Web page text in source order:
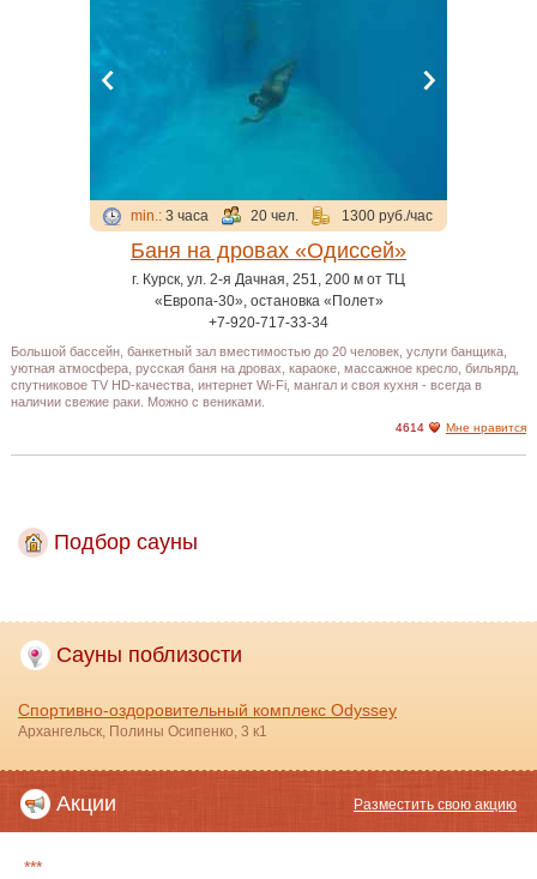
min.:3 часа 20 чел. 1300 руб./час
Баня на дровах «Одиссей»
г. Курск, ул. 2-я Дачная, 251, 200 м от ТЦ
«Европа-30», остановка «Полет»
+7-920-717-33-34
Большой бассейн, банкетный зал вместимостью до 20 человек, услуги банщика,
уютная атмосфера, русская баня на дровах, караоке, массажное кресло, бильярд,
спутниковое TV HD-качества, интернет Wi-Fi, мангал и своя кухня - всегда в
наличии свежие раки. Можно с вениками.
4614 Мне нравится
Подбор сауны
Сауны поблизости
Спортивно-оздоровительный комплекс Odyssey
Архангельск, Полины Осипенко, 3 к1
Акции Разместить свою акцию
***